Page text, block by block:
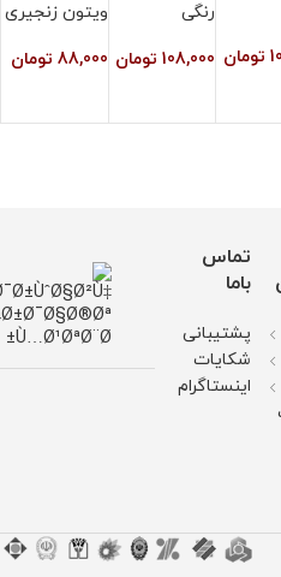
تومان
رنگی
108,000 تومان
ویتون زنجیری
88,000 تومان
تماس
باما
پشتیبانی
شکایات
اینستاگرام